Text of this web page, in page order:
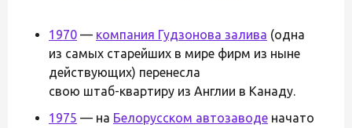
1970 — компания Гудзонова залива (одна
из самых старейших в мире фирм из ныне
действующих) перенесла
свою штаб-квартиру из Англии в Канаду.
1975 — на Белорусском автозаводе начато